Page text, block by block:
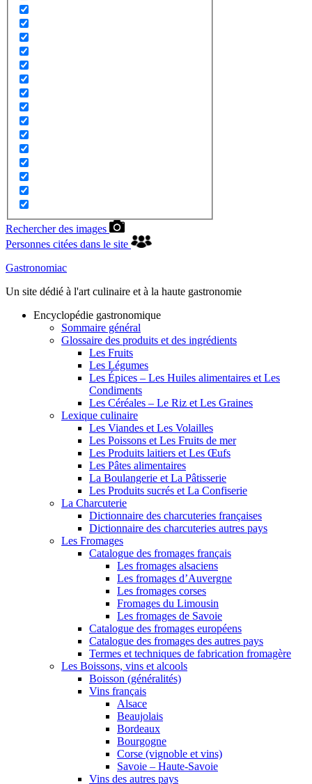
Rechercher des images
Personnes citées dans le site
Gastronomiac
Un site dédié à l'art culinaire et à la haute gastronomie
Encyclopédie gastronomique
Sommaire général
Glossaire des produits et des ingrédients
Les Fruits
Les Légumes
Les Épices – Les Huiles alimentaires et Les
Condiments
Les Céréales – Le Riz et Les Graines
Lexique culinaire
Les Viandes et Les Volailles
Les Poissons et Les Fruits de mer
Les Produits laitiers et Les Œufs
Les Pâtes alimentaires
La Boulangerie et La Pâtisserie
Les Produits sucrés et La Confiserie
La Charcuterie
Dictionnaire des charcuteries françaises
Dictionnaire des charcuteries autres pays
Les Fromages
Catalogue des fromages français
Les fromages alsaciens
Les fromages d’Auvergne
Les fromages corses
Fromages du Limousin
Les fromages de Savoie
Catalogue des fromages européens
Catalogue des fromages des autres pays
Termes et techniques de fabrication fromagère
Les Boissons, vins et alcools
Boisson (généralités)
Vins français
Alsace
Beaujolais
Bordeaux
Bourgogne
Corse (vignoble et vins)
Savoie – Haute-Savoie
Vins des autres pays